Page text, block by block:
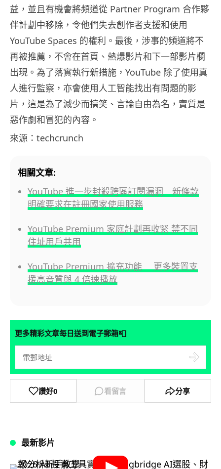
益，並且有機會將頻道從 Partner Program 合作夥
伴計劃中移除，令他們失去創作者支援和使用
YouTube Spaces 的權利。最後，涉事的頻道將不
再被推薦，不會在首頁、熱爆影片和下一部影片欄
出現。為了落實執行新措施，YouTube 除了使用真
人進行監察，亦會使用人工智能找出有問題的影
片，這是為了減少而搞笑、言論自由為名，實質是
惡作劇和冒犯的內容。
來源：techcrunch
相關文章:
YouTube 進一步封殺跨區訂閱漏洞 新條款
明確要求在註冊國家使用服務
YouTube Premium 家庭計劃再收緊 禁不同
住址用戶共用
YouTube Premium 擴充功能 更多裝置支
援高音質與 4 倍速播放
更多精彩文章每日送到電子郵箱📮
讚好0 看留言 分享
最新影片